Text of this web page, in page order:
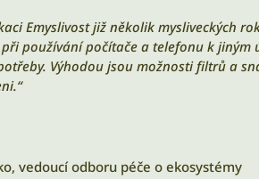
Emyslivost již několik mysliveckých
používání počítače a telefonu k jiným
Výhodou jsou možnosti filtrů a
, vedoucí odboru péče o ekosystémy